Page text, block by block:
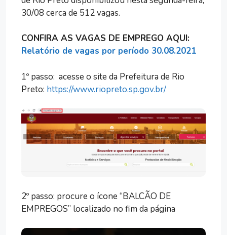
30/08 cerca de 512 vagas.
CONFIRA AS VAGAS DE EMPREGO AQUI:
Relatório de vagas por período 30.08.2021
1º passo: acesse o site da Prefeitura de Rio
Preto: https://www.riopreto.sp.gov.br/
2º passo: procure o ícone “BALCÃO DE
EMPREGOS” localizado no fim da página